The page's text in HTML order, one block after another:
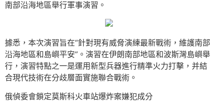
南部沿海地區舉行軍事演習。
據悉，本次演習旨在“針對現有威脅演練最新戰術，維護南部
沿海地區和島嶼平安”。演習在伊朗南部地區和波斯灣島嶼舉
行，演習特點之一是運用新型兵器進行精準火力打擊，并結
合現代技術在分歧層面實施聯合戰術。
俄偵委會鎖定莫斯科火車站爆炸案嫌犯成分